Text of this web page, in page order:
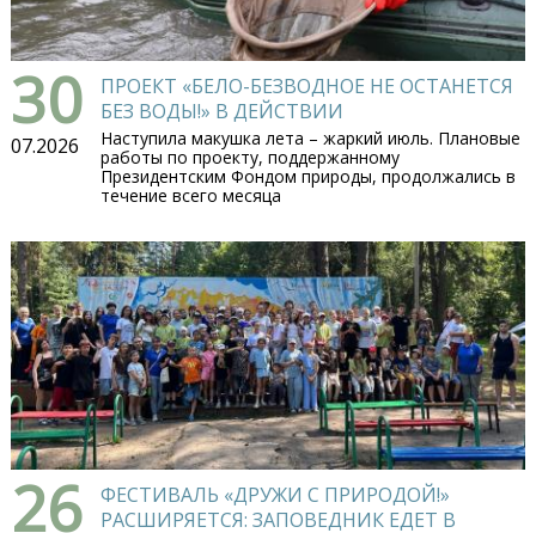
30
07.2026
ПРОЕКТ «БЕЛО-БЕЗВОДНОЕ НЕ ОСТАНЕТСЯ
БЕЗ ВОДЫ!» В ДЕЙСТВИИ
Наступила макушка лета – жаркий июль. Плановые
работы по проекту, поддержанному
Президентским Фондом природы, продолжались в
течение всего месяца
26
ФЕСТИВАЛЬ «ДРУЖИ С ПРИРОДОЙ!»
РАСШИРЯЕТСЯ: ЗАПОВЕДНИК ЕДЕТ В